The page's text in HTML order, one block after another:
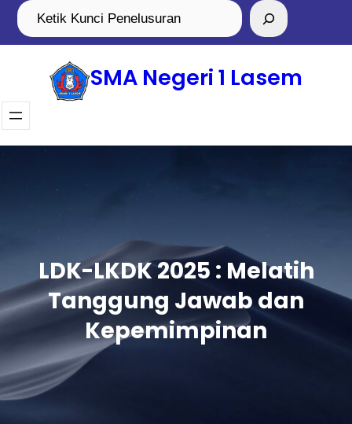
SMA Negeri 1 Lasem
LDK-LKDK 2025 : Melatih
Tanggung Jawab dan
Kepemimpinan